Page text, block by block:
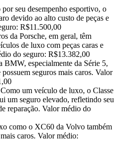
seu desempenho esportivo, o
devido ao alto custo de peças e
R$11.500,00
da Porsche, em geral, têm
de luxo com peças caras e
do seguro: R$13.382,00
especialmente da Série 5,
seguros mais caros. Valor
um veículo de luxo, o Classe
um seguro elevado, refletindo seu
reparação. Valor médio do
como o XC60 da Volvo também
caros. Valor médio: